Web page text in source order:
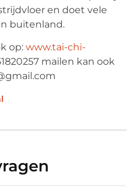
en doet vele
buitenland.
op:www.tai-chi-
mailen kan ook